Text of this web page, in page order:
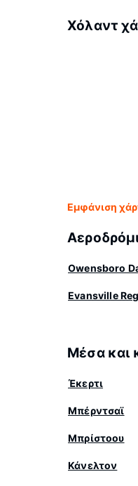
Χόλαντ
Εμφάνιση
Owensboro
Evansville
Μέσα και
Έκερτι
Μπέρντσαϊ
Μπρίστοου
Κάνελτον